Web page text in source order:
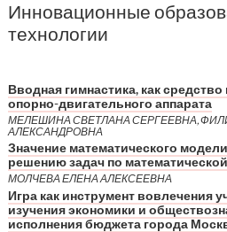
Инновационные
технологии
Вводная гимнастика, как
опорно-двигательного аппарата
МЕЛЕШИНА СВЕТЛАНА СЕРГЕЕВНА,
АЛЕКСАНДРОВНА
Значение математического
решению задач по
МОЛЧЕВА ЕЛЕНА АЛЕКСЕЕВНА
Игра как инструмент вовлечения
изучения экономики и
исполнения бюджета города